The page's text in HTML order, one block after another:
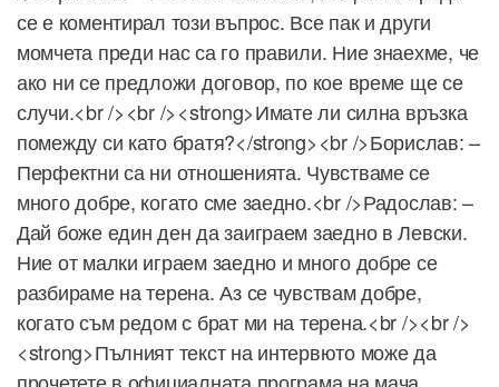
се е коментирал този въпрос. Все пак и други
момчета преди нас са го правили. Ние знаехме, че
ако ни се предложи договор, по кое време ще се
случи.<br /><br /><strong>Имате ли силна връзка
помежду си като братя?</strong><br />Борислав: –
Перфектни са ни отношенията. Чувстваме се
много добре, когато сме заедно.<br />Радослав: –
Дай боже един ден да заиграем заедно в Левски.
Ние от малки играем заедно и много добре се
разбираме на терена. Аз се чувствам добре,
когато съм редом с брат ми на терена.<br /><br />
<strong>Пълният текст на интервюто може да